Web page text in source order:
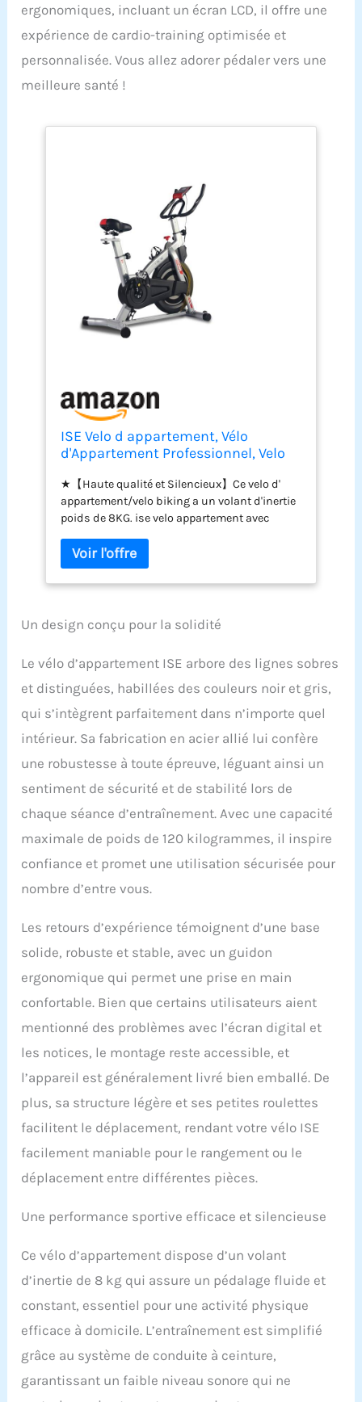
ergonomiques, incluant un écran LCD, il offre une
expérience de cardio-training optimisée et
personnalisée. Vous allez adorer pédaler vers une
meilleure santé !
ISE Velo d appartement, Vélo
d'Appartement Professionnel, Velo
d'Appartement Volant Inertie 8KG,
Velo Sport Appartement Impulsion/
Écran LCD/Ergonomie, Cardio
★【Haute qualité et Silencieux】Ce velo d'
appartement/velo biking a un volant d'inertie
poids de 8KG. ise velo appartement avec
niveau sonore et nécessitant moins
d'entretien pour une transmission de
puissance optimale, qui vous permet de faire
autres autour de vous. Le système de
résistance de freinage d’urgence du vélo
vous procurent une excellente expérience de
fitness mais également une sécurité optimale
pour votre entraîment. ★【Monitoring
Surveillance Numérique】 Lorsque vous
commencez à s'entraîner avec velo
appartement ise, l'écran LCD suit et enregistre
en temps réel votre temps
d'exercice/vitesse/distance/calories/pouls, la
poignée du vélo appartement&velo d
cardiaque, afin que vous puissiez connaître
vos progrès d'entraînement et ajuster votre
programme d'exercices à temps. Le support du
velo d' appartement pour votre tablette et
musique/regardez les vidéo en faisant du
★【Facile à régler et déplacer】Hauter du
siège du velo d appartement/ise velo/velo d
(taille horizontale jusqu'à 85-99 cm) et
réglable en hauteur de 110 à 125cm, qui peut
adapter à votre taille. Dimensions du vélo
biking/velo biking volant inertie 8kg:
92x24x80CM. Poids net: 26KG. Roues de
transport se déplacent facilement, en toute
sécurité et rapidement. Protection de pied
antidérapante pour protéger le sol, rendre le
corps du vélo biking stable, ne pas secouer.
★【Perfect Design】Le velo d
une conception de design excellent, le cadre
pédales antidérapantes du velos
d'appartement offrent une sécurité/stabilité
suffisante. Pédales antidérapantes, les
bandes réglables et des sièges rembourrés
confortables. C'est un velo appartement idéal
pour Entraînement efficace pour 5 parties
principales - abdomen, fesses, bras, cuisses
et taille. Maximum pour entraîner plus de 70%
des muscles du corps. Meilleur entraînement
Un design conçu pour la solidité
Le vélo d’appartement ISE arbore des lignes sobres
et distinguées, habillées des couleurs noir et gris,
qui s’intègrent parfaitement dans n’importe quel
intérieur. Sa fabrication en acier allié lui confère
une robustesse à toute épreuve, léguant ainsi un
sentiment de sécurité et de stabilité lors de
chaque séance d’entraînement. Avec une capacité
maximale de poids de 120 kilogrammes, il inspire
confiance et promet une utilisation sécurisée pour
nombre d’entre vous.
Les retours d’expérience témoignent d’une base
solide, robuste et stable, avec un guidon
ergonomique qui permet une prise en main
confortable. Bien que certains utilisateurs aient
mentionné des problèmes avec l’écran digital et
les notices, le montage reste accessible, et
l’appareil est généralement livré bien emballé. De
plus, sa structure légère et ses petites roulettes
facilitent le déplacement, rendant votre vélo ISE
facilement maniable pour le rangement ou le
déplacement entre différentes pièces.
Une performance sportive efficace et silencieuse
Ce vélo d’appartement dispose d’un volant
d’inertie de 8 kg qui assure un pédalage fluide et
constant, essentiel pour une activité physique
efficace à domicile. L’entraînement est simplifié
grâce au système de conduite à ceinture,
garantissant un faible niveau sonore qui ne